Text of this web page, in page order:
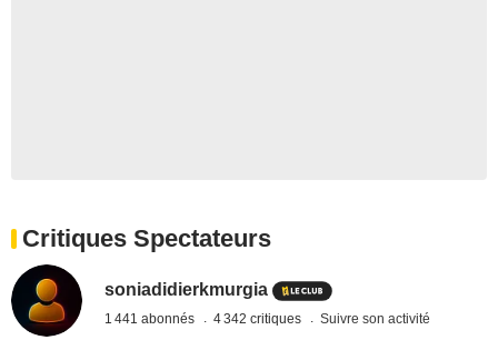
Critiques Spectateurs
soniadidierkmurgia
1 441 abonnés 4 342 critiques Suivre son activité